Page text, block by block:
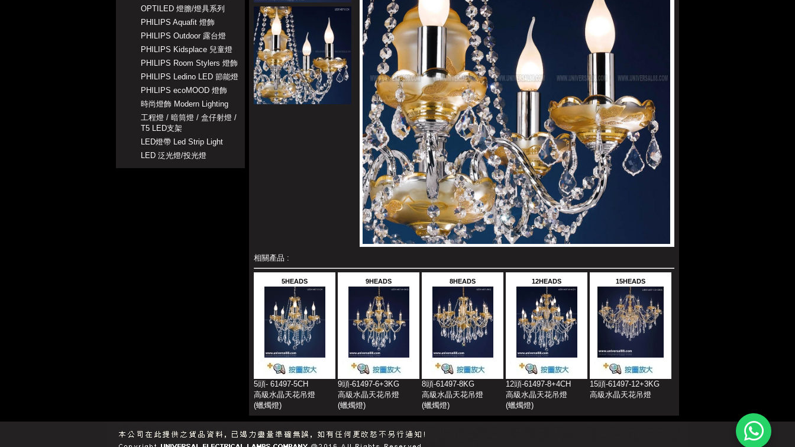
OPTILED 燈膽/燈具系列
PHILIPS Aquafit 燈飾
PHILIPS Outdoor 露台燈
PHILIPS Kidsplace 兒童燈
PHILIPS Room Stylers 燈飾
PHILIPS Ledino LED 節能燈
PHILIPS ecoMOOD 燈飾
時尚燈飾 Modern Lighting
工程燈 / 暗筒燈 / 盒仔射燈 /
T5 LED支架
LED燈帶 Led Strip Light
LED 泛光燈/投光燈
相關產品 :
5HEADS
5頭- 61497-5CH
高級水晶天花吊燈
(蠟燭燈)
9HEADS
9頭-61497-6+3KG
高級水晶天花吊燈
(蠟燭燈)
8HEADS
8頭-61497-8KG
高級水晶天花吊燈
(蠟燭燈)
12HEADS
12頭-61497-8+4CH
高級水晶天花吊燈
(蠟燭燈)
15HEADS
15頭-61497-12+3KG
高級水晶天花吊燈